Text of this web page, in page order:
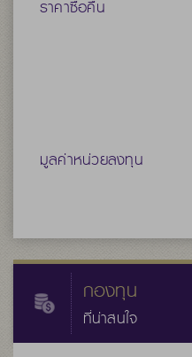
ราคาซื้อคืน
มูลค่าหน่วยลงทุน
กองทุน
ที่น่าสนใจ